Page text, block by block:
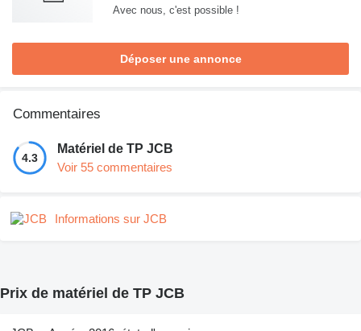
Avec nous, c'est possible !
Déposer une annonce
Commentaires
4.3
Matériel de TP JCB
Voir 55 commentaires
Informations sur JCB
Prix de matériel de TP JCB